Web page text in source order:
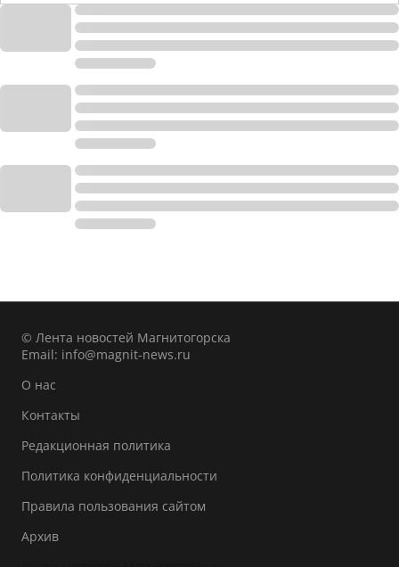
© Лента новостей Магнитогорска
Email: info@magnit-news.ru
О нас
Контакты
Редакционная политика
Политика конфиденциальности
Правила пользования сайтом
Архив